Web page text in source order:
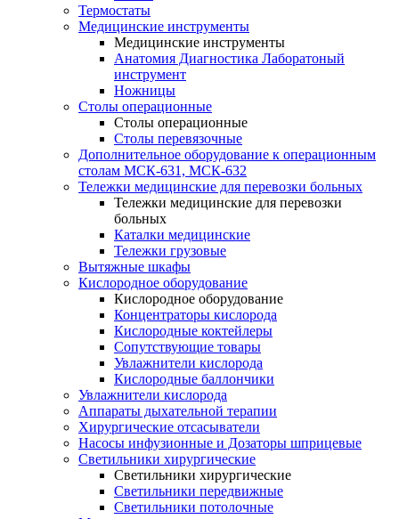
Термостаты
Медицинские инструменты
Медицинские инструменты
Анатомия Диагностика Лаборатоный
инструмент
Ножницы
Столы операционные
Столы операционные
Столы перевязочные
Дополнительное оборудование к операционным
столам МСК-631, МСК-632
Тележки медицинские для перевозки больных
Тележки медицинские для перевозки
больных
Каталки медицинские
Тележки грузовые
Вытяжные шкафы
Кислородное оборудование
Кислородное оборудование
Концентраторы кислорода
Кислородные коктейлеры
Сопутствующие товары
Увлажнители кислорода
Кислородные баллончики
Увлажнители кислорода
Аппараты дыхательной терапии
Хирургические отсасыватели
Насосы инфузионные и Дозаторы шприцевые
Светильники хирургические
Светильники хирургические
Светильники передвижные
Светильники потолочные